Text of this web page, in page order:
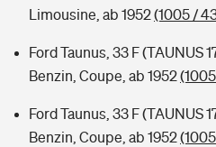
Limousine, ab 1952(1005 /
Ford Taunus, 33 F (TAUNUS
Benzin, Coupe, ab 1952
Ford Taunus, 33 F (TAUNUS
Benzin, Coupe, ab 1952